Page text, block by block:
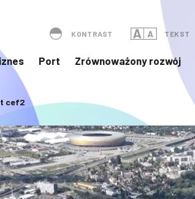
KONTRAST TEKST
Port Zrównoważony rozwój
cef2